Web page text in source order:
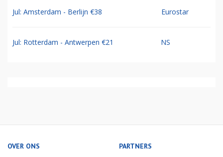
Jul: Amsterdam - Berlijn €38 Eurostar
Jul: Rotterdam - Antwerpen €21 NS
OVER ONS PARTNERS